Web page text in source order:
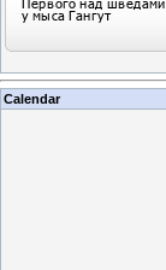
Calendar